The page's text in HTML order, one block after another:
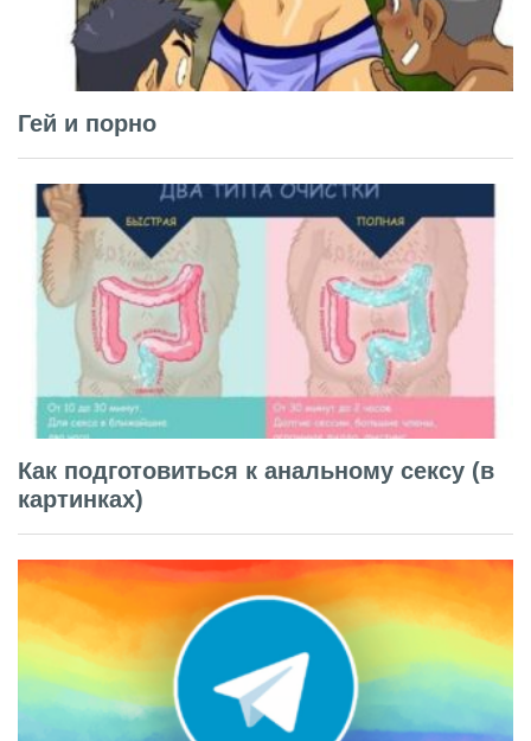
Гей и порно
Как подготовиться к анальному сексу (в
картинках)